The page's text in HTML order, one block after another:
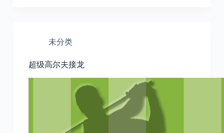
未分类
超级高尔夫接龙